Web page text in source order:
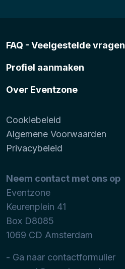
FAQ - Veelgestelde vragen
Profiel aanmaken
Over Eventzone
Cookiebeleid
Algemene Voorwaarden
Privacybeleid
Neem contact met ons op
Eventzone
Keurenplein 41
Box D8085
1069 CD Amsterdam
- Ga naar contactformulier